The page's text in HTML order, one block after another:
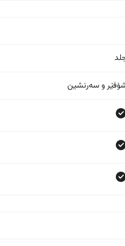
و سەرنشین